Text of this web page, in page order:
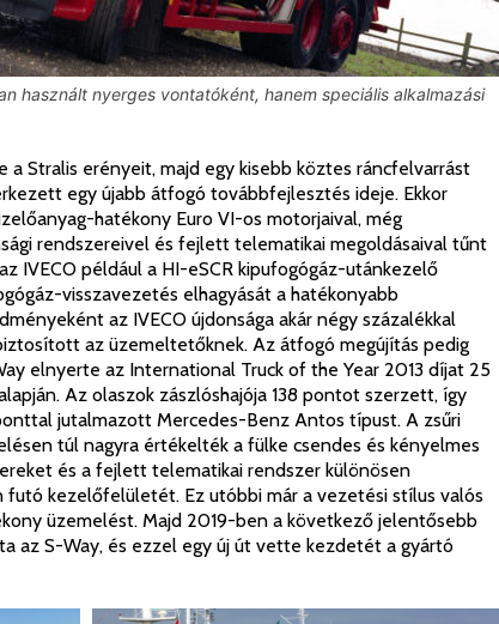
használt nyerges vontatóként, hanem speciális alkalmazási
Stralis erényeit, majd egy kisebb köztes ráncfelvarrást
egy újabb átfogó továbbfejlesztés ideje. Ekkor
hatékony Euro VI-os motorjaival, még
rendszereivel és fejlett telematikai megoldásaival tűnt
IVECO például a HI-eSCR kipufogógáz-utánkezelő
visszavezetés elhagyását a hatékonyabb
az IVECO újdonsága akár négy százalékkal
az üzemeltetőknek. Az átfogó megújítás pedig
elnyerte az International Truck of the Year 2013 díjat 25
Az olaszok zászlóshajója 138 pontot szerzett, így
jutalmazott Mercedes-Benz Antos típust. A zsűri
túl nagyra értékelték a fülke csendes és kényelmes
és a fejlett telematikai rendszer különösen
kezelőfelületét. Ez utóbbi már a vezetési stílus valós
üzemelést. Majd 2019-ben a következő jelentősebb
az S-Way, és ezzel egy új út vette kezdetét a gyártó